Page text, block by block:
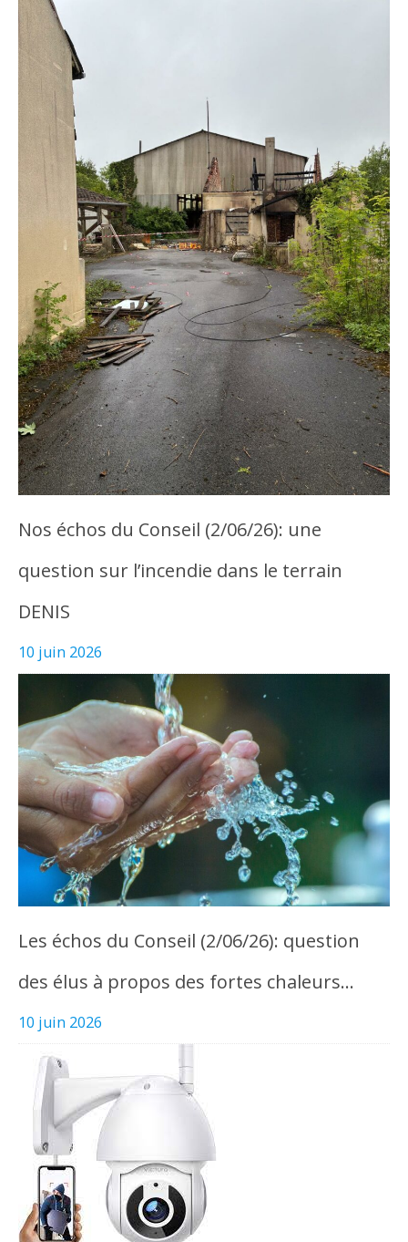
Nos échos du Conseil (2/06/26): une
question sur l’incendie dans le terrain
DENIS
10 juin 2026
Les échos du Conseil (2/06/26): question
des élus à propos des fortes chaleurs…
10 juin 2026